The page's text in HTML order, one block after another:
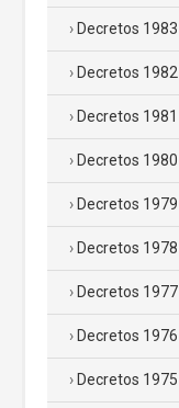
Decretos 1983
Decretos 1982
Decretos 1981
Decretos 1980
Decretos 1979
Decretos 1978
Decretos 1977
Decretos 1976
Decretos 1975